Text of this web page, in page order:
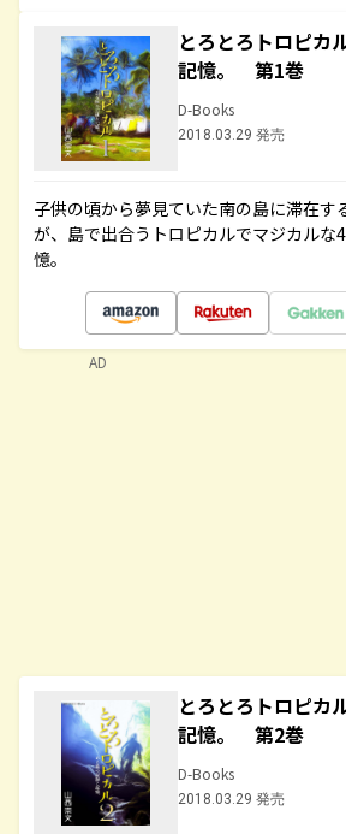
とろとろトロピ
記憶。 第1巻
D-Books
2018.03.29 発売
子供の頃から夢見ていた南の島に滞在す
が、島で出合うトロピカルでマジカルな
憶。
とろとろトロピ
記憶。 第2巻
D-Books
2018.03.29 発売
AD